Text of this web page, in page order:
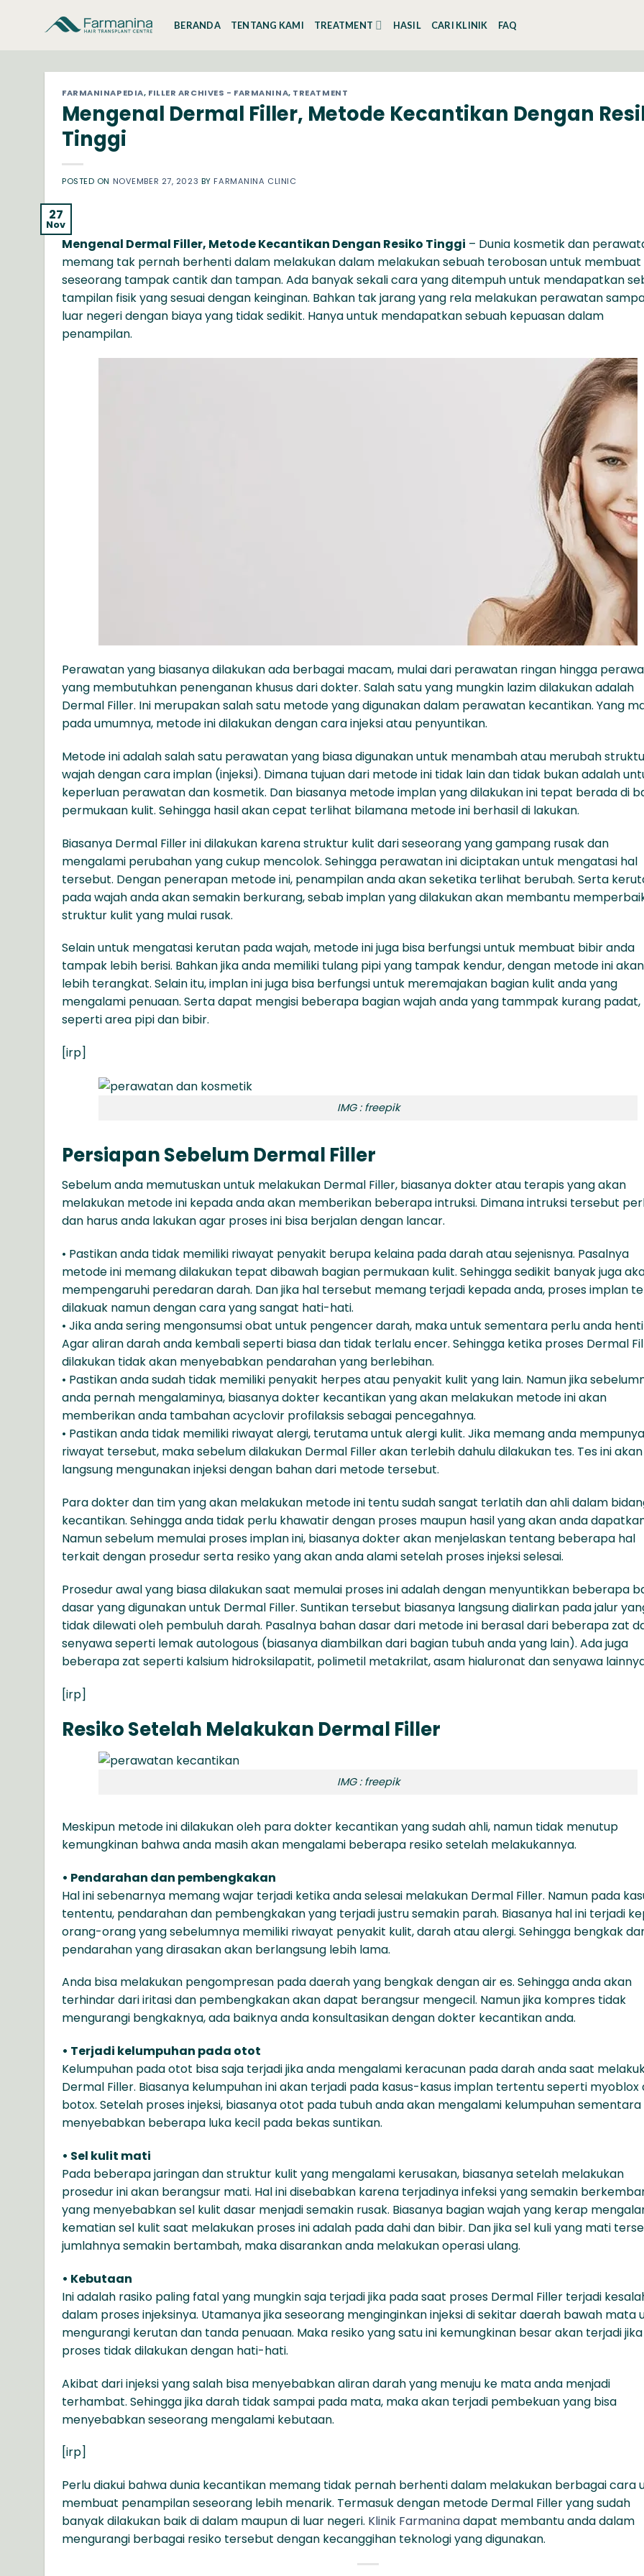
BERANDA TENTANG KAMI TREATMENT HASIL CARI KLINIK FAQ
FARMANINAPEDIA, FILLER ARCHIVES - FARMANINA, TREATMENT
Mengenal Dermal Filler, Metode Kecantikan Dengan
Tinggi
POSTED ON NOVEMBER 27, 2023 BY FARMANINA CLINIC
27
Nov
Mengenal Dermal Filler, Metode Kecantikan Dengan Resiko Tinggi – Dunia kosmetik dan
memang tak pernah berhenti dalam melakukan dalam melakukan sebuah terobosan untuk membuat
seseorang tampak cantik dan tampan. Ada banyak sekali cara yang ditempuh untuk mendapatkan
tampilan fisik yang sesuai dengan keinginan. Bahkan tak jarang yang rela melakukan perawatan
luar negeri dengan biaya yang tidak sedikit. Hanya untuk mendapatkan sebuah kepuasan dalam
penampilan.
Perawatan yang biasanya dilakukan ada berbagai macam, mulai dari perawatan ringan hingga
yang membutuhkan penenganan khusus dari dokter. Salah satu yang mungkin lazim dilakukan adalah
Dermal Filler. Ini merupakan salah satu metode yang digunakan dalam perawatan kecantikan. Yang
pada umumnya, metode ini dilakukan dengan cara injeksi atau penyuntikan.
Metode ini adalah salah satu perawatan yang biasa digunakan untuk menambah atau merubah
wajah dengan cara implan (injeksi). Dimana tujuan dari metode ini tidak lain dan tidak bukan adalah
keperluan perawatan dan kosmetik. Dan biasanya metode implan yang dilakukan ini tepat berada di
permukaan kulit. Sehingga hasil akan cepat terlihat bilamana metode ini berhasil di lakukan.
Biasanya Dermal Filler ini dilakukan karena struktur kulit dari seseorang yang gampang rusak dan
mengalami perubahan yang cukup mencolok. Sehingga perawatan ini diciptakan untuk mengatasi hal
tersebut. Dengan penerapan metode ini, penampilan anda akan seketika terlihat berubah. Serta
pada wajah anda akan semakin berkurang, sebab implan yang dilakukan akan membantu
struktur kulit yang mulai rusak.
Selain untuk mengatasi kerutan pada wajah, metode ini juga bisa berfungsi untuk membuat bibir anda
tampak lebih berisi. Bahkan jika anda memiliki tulang pipi yang tampak kendur, dengan metode ini
lebih terangkat. Selain itu, implan ini juga bisa berfungsi untuk meremajakan bagian kulit anda yang
mengalami penuaan. Serta dapat mengisi beberapa bagian wajah anda yang tammpak kurang padat,
seperti area pipi dan bibir.
[irp]
IMG : freepik
Persiapan Sebelum Dermal Filler
Sebelum anda memutuskan untuk melakukan Dermal Filler, biasanya dokter atau terapis yang akan
melakukan metode ini kepada anda akan memberikan beberapa intruksi. Dimana intruksi tersebut
dan harus anda lakukan agar proses ini bisa berjalan dengan lancar.
• Pastikan anda tidak memiliki riwayat penyakit berupa kelaina pada darah atau sejenisnya. Pasalnya
metode ini memang dilakukan tepat dibawah bagian permukaan kulit. Sehingga sedikit banyak juga
mempengaruhi peredaran darah. Dan jika hal tersebut memang terjadi kepada anda, proses implan
dilakuak namun dengan cara yang sangat hati-hati.
• Jika anda sering mengonsumsi obat untuk pengencer darah, maka untuk sementara perlu anda
Agar aliran darah anda kembali seperti biasa dan tidak terlalu encer. Sehingga ketika proses Dermal
dilakukan tidak akan menyebabkan pendarahan yang berlebihan.
• Pastikan anda sudah tidak memiliki penyakit herpes atau penyakit kulit yang lain. Namun jika
anda pernah mengalaminya, biasanya dokter kecantikan yang akan melakukan metode ini akan
memberikan anda tambahan acyclovir profilaksis sebagai pencegahnya.
• Pastikan anda tidak memiliki riwayat alergi, terutama untuk alergi kulit. Jika memang anda
riwayat tersebut, maka sebelum dilakukan Dermal Filler akan terlebih dahulu dilakukan tes. Tes ini akan
langsung mengunakan injeksi dengan bahan dari metode tersebut.
Para dokter dan tim yang akan melakukan metode ini tentu sudah sangat terlatih dan ahli dalam
kecantikan. Sehingga anda tidak perlu khawatir dengan proses maupun hasil yang akan anda
Namun sebelum memulai proses implan ini, biasanya dokter akan menjelaskan tentang beberapa hal
terkait dengan prosedur serta resiko yang akan anda alami setelah proses injeksi selesai.
Prosedur awal yang biasa dilakukan saat memulai proses ini adalah dengan menyuntikkan beberapa
dasar yang digunakan untuk Dermal Filler. Suntikan tersebut biasanya langsung dialirkan pada jalur
tidak dilewati oleh pembuluh darah. Pasalnya bahan dasar dari metode ini berasal dari beberapa zat
senyawa seperti lemak autologous (biasanya diambilkan dari bagian tubuh anda yang lain). Ada juga
beberapa zat seperti kalsium hidroksilapatit, polimetil metakrilat, asam hialuronat dan senyawa
[irp]
Resiko Setelah Melakukan Dermal Filler
IMG : freepik
Meskipun metode ini dilakukan oleh para dokter kecantikan yang sudah ahli, namun tidak menutup
kemungkinan bahwa anda masih akan mengalami beberapa resiko setelah melakukannya.
• Pendarahan dan pembengkakan
Hal ini sebenarnya memang wajar terjadi ketika anda selesai melakukan Dermal Filler. Namun pada
tententu, pendarahan dan pembengkakan yang terjadi justru semakin parah. Biasanya hal ini terjadi
orang-orang yang sebelumnya memiliki riwayat penyakit kulit, darah atau alergi. Sehingga bengkak
pendarahan yang dirasakan akan berlangsung lebih lama.
Anda bisa melakukan pengompresan pada daerah yang bengkak dengan air es. Sehingga anda akan
terhindar dari iritasi dan pembengkakan akan dapat berangsur mengecil. Namun jika kompres tidak
mengurangi bengkaknya, ada baiknya anda konsultasikan dengan dokter kecantikan anda.
• Terjadi kelumpuhan pada otot
Kelumpuhan pada otot bisa saja terjadi jika anda mengalami keracunan pada darah anda saat
Dermal Filler. Biasanya kelumpuhan ini akan terjadi pada kasus-kasus implan tertentu seperti myoblox
botox. Setelah proses injeksi, biasanya otot pada tubuh anda akan mengalami kelumpuhan sementara
menyebabkan beberapa luka kecil pada bekas suntikan.
• Sel kulit mati
Pada beberapa jaringan dan struktur kulit yang mengalami kerusakan, biasanya setelah melakukan
prosedur ini akan berangsur mati. Hal ini disebabkan karena terjadinya infeksi yang semakin
yang menyebabkan sel kulit dasar menjadi semakin rusak. Biasanya bagian wajah yang kerap
kematian sel kulit saat melakukan proses ini adalah pada dahi dan bibir. Dan jika sel kuli yang mati
jumlahnya semakin bertambah, maka disarankan anda melakukan operasi ulang.
• Kebutaan
Ini adalah rasiko paling fatal yang mungkin saja terjadi jika pada saat proses Dermal Filler terjadi
dalam proses injeksinya. Utamanya jika seseorang menginginkan injeksi di sekitar daerah bawah mata
mengurangi kerutan dan tanda penuaan. Maka resiko yang satu ini kemungkinan besar akan terjadi jika
proses tidak dilakukan dengan hati-hati.
Akibat dari injeksi yang salah bisa menyebabkan aliran darah yang menuju ke mata anda menjadi
terhambat. Sehingga jika darah tidak sampai pada mata, maka akan terjadi pembekuan yang bisa
menyebabkan seseorang mengalami kebutaan.
[irp]
Perlu diakui bahwa dunia kecantikan memang tidak pernah berhenti dalam melakukan berbagai cara
membuat penampilan seseorang lebih menarik. Termasuk dengan metode Dermal Filler yang sudah
banyak dilakukan baik di dalam maupun di luar negeri. Klinik Farmaninadapat membantu anda dalam
mengurangi berbagai resiko tersebut dengan kecanggihan teknologi yang digunakan.